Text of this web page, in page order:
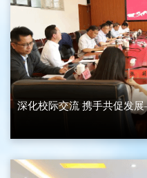
深化校际交流 携手共促发